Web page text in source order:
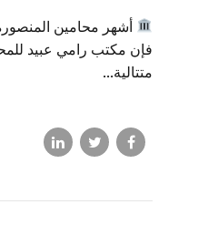
أشهر محامين
فإن مكتب رامي عبيد
متتالية...